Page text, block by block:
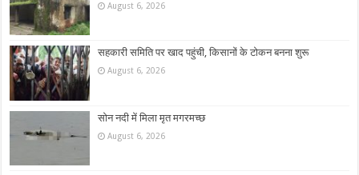
August 6, 2026
सहकारी समिति पर खाद पहुंची, किसानों के टोकन बनना शुरू
August 6, 2026
सोन नदी में मिला मृत मगरमच्छ
August 6, 2026